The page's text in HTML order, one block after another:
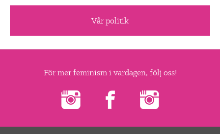
Vår politik
För mer feminism i vardagen, följ oss!